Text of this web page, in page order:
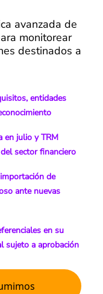
avanzada de
monitorear
destinados a
entidades
en julio y TRM
sector financiero
de
ante nuevas
en su
sujeto a aprobación